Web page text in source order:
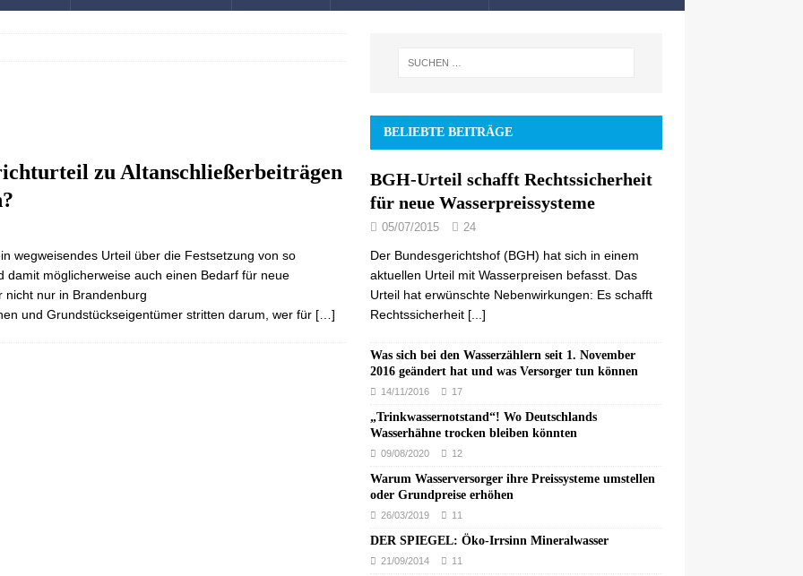
zu Altanschließerbeiträgen
wegweisendes Urteil über die Festsetzung von so
möglicherweise auch einen Bedarf für neue
nicht nur in Brandenburg
und Grundstückseigentümer stritten darum, wer für […]
BELIEBTE BEITRÄGE
BGH-Urteil schafft Rechtssicherheit
für neue Wasserpreissysteme
05/07/2015 24
Der Bundesgerichtshof (BGH) hat sich in einem
aktuellen Urteil mit Wasserpreisen befasst. Das
Urteil hat erwünschte Nebenwirkungen: Es schafft
Rechtssicherheit [...]
Was sich bei den Wasserzählern seit 1. November
2016 geändert hat und was Versorger tun können
14/11/2016 17
„Trinkwassernotstand“! Wo Deutschlands
Wasserhähne trocken bleiben könnten
09/08/2020 12
Warum Wasserversorger ihre Preissysteme umstellen
oder Grundpreise erhöhen
26/03/2019 11
DER SPIEGEL: Öko-Irrsinn Mineralwasser
21/09/2014 11